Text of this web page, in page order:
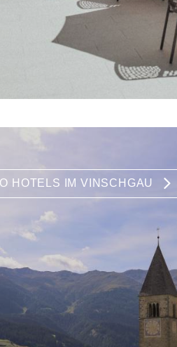
HOTELS IM VINSCHGAU